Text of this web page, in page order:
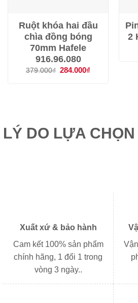
Ruột khóa hai đầu
chìa đồng bóng
70mm Hafele
916.96.080
379.000₫ Giá
284.000₫
2
LÝ DO LỰA
Xuất xứ & bảo hành
Cam kết 100% sản phẩm
chính hãng, 1 đổi 1 trong
vòng 3 ngày..